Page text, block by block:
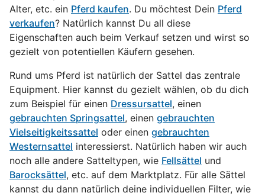
Alter, etc. ein Pferd kaufen. Du möchtest Dein Pferd
verkaufen? Natürlich kannst Du all diese
Eigenschaften auch beim Verkauf setzen und wirst so
gezielt von potentiellen Käufern gesehen.
Rund ums Pferd ist natürlich der Sattel das zentrale
Equipment. Hier kannst du gezielt wählen, ob du dich
zum Beispiel für einen Dressursattel, einen
gebrauchten Springsattel, einen gebrauchten
Vielseitigkeitssattel oder einen gebrauchten
Westernsattel interessierst. Natürlich haben wir auch
noch alle andere Satteltypen, wie Fellsättel und
Barocksättel, etc. auf dem Marktplatz. Für alle Sättel
kannst du dann natürlich deine individuellen Filter, wie